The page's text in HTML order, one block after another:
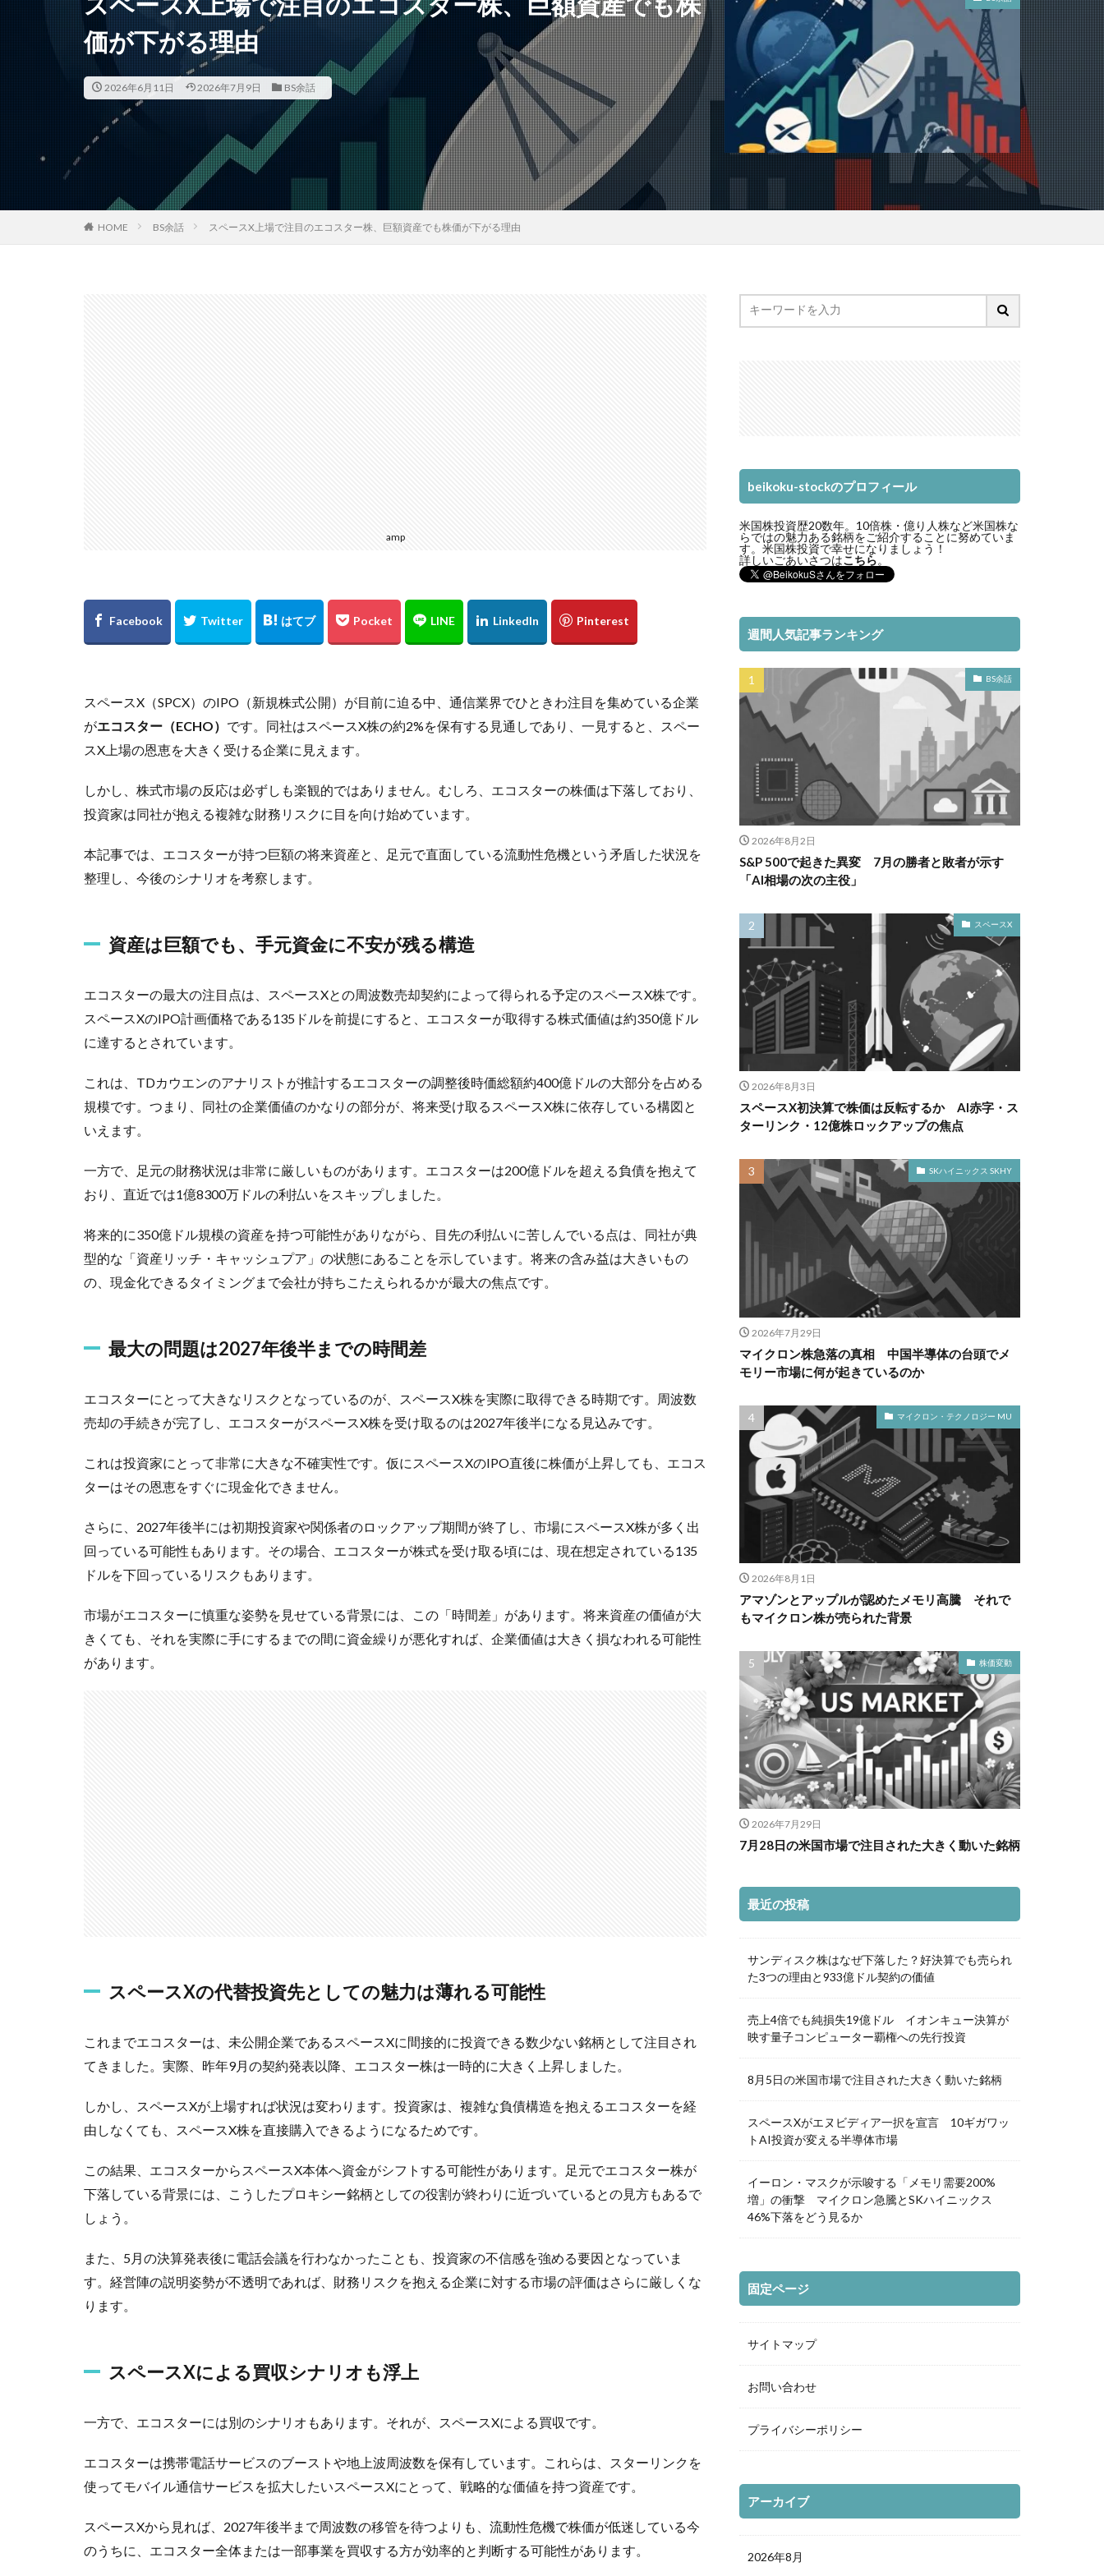
価が下がる理由
2026年6月11日 2026年7月9日 BS余話
HOME BS余話 スペースX上場で注目のエコスター株、巨額資産でも株価が下がる理由
amp
スペースX（SPCX）のIPO（新規株式公開）が目前に迫る中、通信業界でひときわ注目を集めている企業
がエコスター（ECHO） です。同社はスペースX株の約2%を保有する見通しであり、一見すると、スペー
スX上場の恩恵を大きく受ける企業に見えます。
しかし、株式市場の反応は必ずしも楽観的ではありません。むしろ、エコスターの株価は下落しており、
投資家は同社が抱える複雑な財務リスクに目を向け始めています。
本記事では、エコスターが持つ巨額の将来資産と、足元で直面している流動性危機という矛盾した状況を
整理し、今後のシナリオを考察します。
資産は巨額でも、手元資金に不安が残る構造
エコスターの最大の注目点は、スペースXとの周波数売却契約によって得られる予定のスペースX株です。
スペースXのIPO計画価格である135ドルを前提にすると、エコスターが取得する株式価値は約350億ドル
に達するとされています。
これは、TDカウエンのアナリストが推計するエコスターの調整後時価総額約400億ドルの大部分を占める
規模です。つまり、同社の企業価値のかなりの部分が、将来受け取るスペースX株に依存している構図と
いえます。
一方で、足元の財務状況は非常に厳しいものがあります。エコスターは200億ドルを超える負債を抱えて
おり、直近では1億8300万ドルの利払いをスキップしました。
将来的に350億ドル規模の資産を持つ可能性がありながら、目先の利払いに苦しんでいる点は、同社が典
型的な「資産リッチ・キャッシュプア」の状態にあることを示しています。将来の含み益は大きいもの
の、現金化できるタイミングまで会社が持ちこたえられるかが最大の焦点です。
最大の問題は2027年後半までの時間差
エコスターにとって大きなリスクとなっているのが、スペースX株を実際に取得できる時期です。周波数
売却の手続きが完了し、エコスターがスペースX株を受け取るのは2027年後半になる見込みです。
これは投資家にとって非常に大きな不確実性です。仮にスペースXのIPO直後に株価が上昇しても、エコス
ターはその恩恵をすぐに現金化できません。
さらに、2027年後半には初期投資家や関係者のロックアップ期間が終了し、市場にスペースX株が多く出
回っている可能性もあります。その場合、エコスターが株式を受け取る頃には、現在想定されている135
ドルを下回っているリスクもあります。
市場がエコスターに慎重な姿勢を見せている背景には、この「時間差」があります。将来資産の価値が大
きくても、それを実際に手にするまでの間に資金繰りが悪化すれば、企業価値は大きく損なわれる可能性
があります。
スペースXの代替投資先としての魅力は薄れる可能性
これまでエコスターは、未公開企業であるスペースXに間接的に投資できる数少ない銘柄として注目され
てきました。実際、昨年9月の契約発表以降、エコスター株は一時的に大きく上昇しました。
しかし、スペースXが上場すれば状況は変わります。投資家は、複雑な負債構造を抱えるエコスターを経
由しなくても、スペースX株を直接購入できるようになるためです。
この結果、エコスターからスペースX本体へ資金がシフトする可能性があります。足元でエコスター株が
下落している背景には、こうしたプロキシー銘柄としての役割が終わりに近づいているとの見方もあるで
しょう。
また、5月の決算発表後に電話会議を行わなかったことも、投資家の不信感を強める要因となっていま
す。経営陣の説明姿勢が不透明であれば、財務リスクを抱える企業に対する市場の評価はさらに厳しくな
ります。
スペースXによる買収シナリオも浮上
一方で、エコスターには別のシナリオもあります。それが、スペースXによる買収です。
エコスターは携帯電話サービスのブーストや地上波周波数を保有しています。これらは、スターリンクを
使ってモバイル通信サービスを拡大したいスペースXにとって、戦略的な価値を持つ資産です。
スペースXから見れば、2027年後半まで周波数の移管を待つよりも、流動性危機で株価が低迷している今
のうちに、エコスター全体または一部事業を買収する方が効率的と判断する可能性があります。
beikoku-stockのプロフィール
米国株投資歴20数年。10倍株・億り人株など米国株な
らではの魅力ある銘柄をご紹介することに努めていま
す。米国株投資で幸せになりましょう！
詳しいごあいさつはこちら。
週間人気記事ランキング
BS余話
2026年8月2日
S&P 500で起きた異変 7月の勝者と敗者が示す
「AI相場の次の主役」
スペースX
2026年8月3日
スペースX初決算で株価は反転するか AI赤字・ス
ターリンク・12億株ロックアップの焦点
SKハイニックス SKHY
2026年7月29日
マイクロン株急落の真相 中国半導体の台頭でメ
モリー市場に何が起きているのか
マイクロン・テクノロジー MU
2026年8月1日
アマゾンとアップルが認めたメモリ高騰 それで
もマイクロン株が売られた背景
株価変動
2026年7月29日
7月28日の米国市場で注目された大きく動いた銘柄
最近の投稿
サンディスク株はなぜ下落した？好決算でも売られ
た3つの理由と933億ドル契約の価値
売上4倍でも純損失19億ドル イオンキュー決算が
映す量子コンピューター覇権への先行投資
8月5日の米国市場で注目された大きく動いた銘柄
スペースXがエヌビディア一択を宣言 10ギガワッ
トAI投資が変える半導体市場
イーロン・マスクが示唆する「メモリ需要200%
増」の衝撃 マイクロン急騰とSKハイニックス
46%下落をどう見るか
固定ページ
サイトマップ
お問い合わせ
プライバシーポリシー
アーカイブ
2026年8月